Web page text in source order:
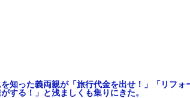
知った義両親が「旅行代金を出せ！」「リフォ
する！」と浅ましくも集りにきた。